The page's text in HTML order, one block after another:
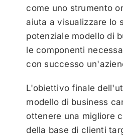
come uno strumento
aiuta a visualizzare lo
potenziale modello di
le componenti
con successo
L'obiettivo finale
modello di business
ottenere una migliore
della base di clienti